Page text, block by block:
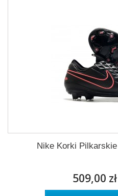
Nike Korki
509,00 zł